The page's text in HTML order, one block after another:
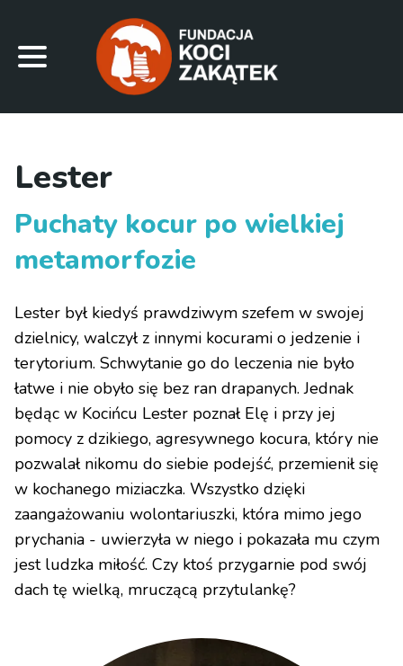
Lester
Puchaty kocur po wielkiej
metamorfozie
Lester był kiedyś prawdziwym szefem w swojej
dzielnicy, walczył z innymi kocurami o jedzenie i
terytorium. Schwytanie go do leczenia nie było
łatwe i nie obyło się bez ran drapanych. Jednak
będąc w Kocińcu Lester poznał Elę i przy jej
pomocy z dzikiego, agresywnego kocura, który nie
pozwalał nikomu do siebie podejść, przemienił się
w kochanego miziaczka. Wszystko dzięki
zaangażowaniu wolontariuszki, która mimo jego
prychania - uwierzyła w niego i pokazała mu czym
jest ludzka miłość. Czy ktoś przygarnie pod swój
dach tę wielką, mruczącą przytulankę?